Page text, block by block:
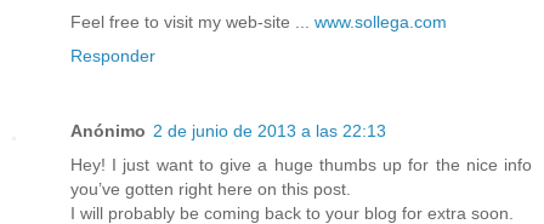
Feel free to visit my web-site ... www.sollega.com
Responder
Anónimo 2 de junio de 2013 a las 22:13
Hey! I just want to give a huge thumbs up for the nice info
you’ve gotten right here on this post.
I will probably be coming back to your blog for extra soon.